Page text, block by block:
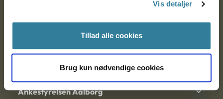
Vis detaljer
Tillad alle cookies
Brug kun nødvendige cookies
9000 Aalborg
Ankestyrelsen Aalborg